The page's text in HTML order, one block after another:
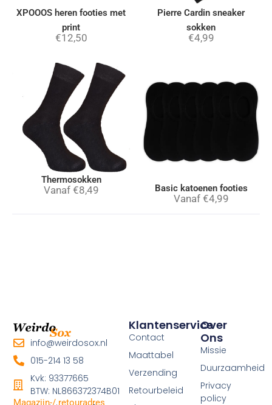
XPOOOS heren footies met
print
€12,50
Pierre Cardin sneaker
sokken
€4,99
Thermosokken
Vanaf €8,49 Basic katoenen footies
Vanaf €4,99
info@weirdosox.nl
015-214 13 58
Kvk: 93377665
BTW: NL866372374B01
Magazijn-/ retouradres
Klantenservice
Contact
Maattabel
Verzending
Retourbeleid
Over
Ons
Missie
Duurzaamheid
Privacy
policy